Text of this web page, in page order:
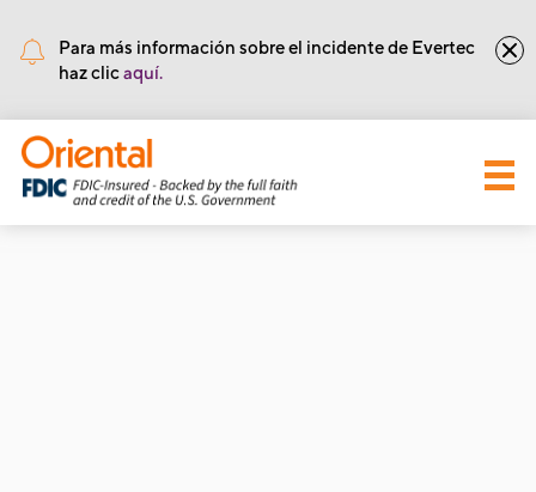
Para más información sobre el incidente de Evertec
haz clicaquí.
• Núm de Ruta y Tránsito: 221571415